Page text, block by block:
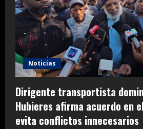
Noticias
Dirigente transportista
Hubieres afirma acuerdo en
evita conflictos innecesarios